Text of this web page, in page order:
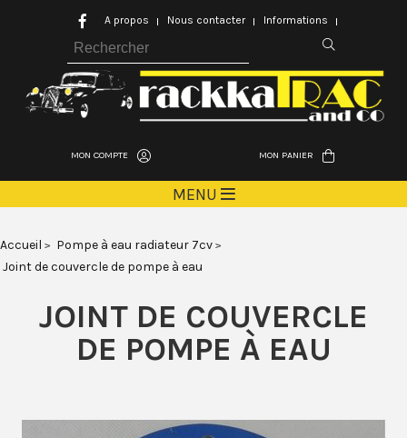
MON COMPTE MON PANIER
MENU
Accueil
Pompe à eau radiateur 7cv
Joint de couvercle de pompe à eau
JOINT DE COUVERCLE
DE POMPE À EAU
A propos Nous contacter Informations